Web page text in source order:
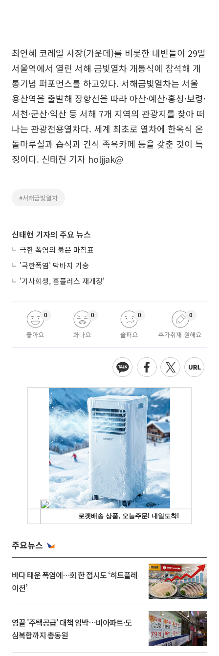
최연혜 코레일 사장(가운데)를 비롯한 내빈들이 29일
서울역에서 열린 서해 금빛열차 개통식에 참석해 개
통기념 퍼포먼스를 하고있다. 서해금빛열차는 서울
용산역을 출발해 장항선을 따라 아산·예산·홍성·보령·
서천·군산·익산 등 서해 7개 지역의 관광지를 찾아 떠
나는 관광전용열차다. 세계 최초로 열차에 한옥식 온
돌마루실과 습식과 건식 족욕카페 등을 갖춘 것이 특
징이다. 신태현 기자 holjjak@
#서해금빛열차
신태현 기자의 주요 뉴스
극한 폭염의 붉은 마침표
'극한폭염' 막바지 기승
'기사회생, 홈플러스 재개장'
좋아요
0
화나요
0
슬퍼요
0
추가취재 원해요
0
주요뉴스
바다 태운 폭염에…회 한 접시도 ‘히트플레
이션’
영끌 '주택공급' 대책 임박⋯비아파트·도
심복합까지 총동원